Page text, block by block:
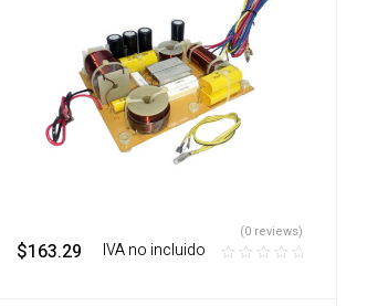
$163.29 ‎ ‎ ‎ IVA no incluido
(0 reviews)